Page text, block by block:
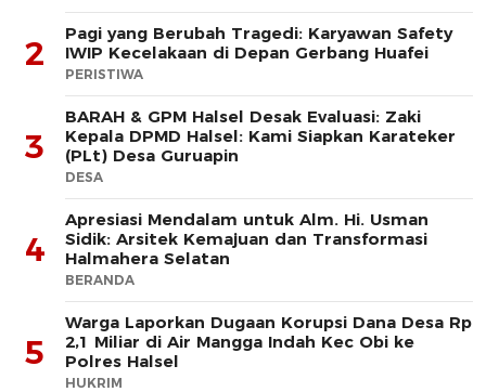
2
Pagi yang Berubah Tragedi: Karyawan Safety
IWIP Kecelakaan di Depan Gerbang Huafei
PERISTIWA
3
BARAH & GPM Halsel Desak Evaluasi: Zaki
Kepala DPMD Halsel: Kami Siapkan Karateker
(PLt) Desa Guruapin
DESA
4
Apresiasi Mendalam untuk Alm. Hi. Usman
Sidik: Arsitek Kemajuan dan Transformasi
Halmahera Selatan
BERANDA
5
Warga Laporkan Dugaan Korupsi Dana Desa Rp
2,1 Miliar di Air Mangga Indah Kec Obi ke
Polres Halsel
HUKRIM